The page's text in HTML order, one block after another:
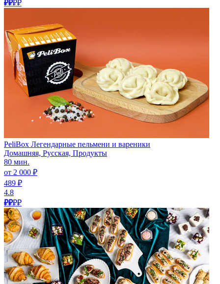
₽₽₽₽
PeliBox Легендарные пельмени и вареники
Домашняя, Русская, Продукты
80 мин.
от 2 000 ₽
489 ₽
4.8
₽₽₽₽